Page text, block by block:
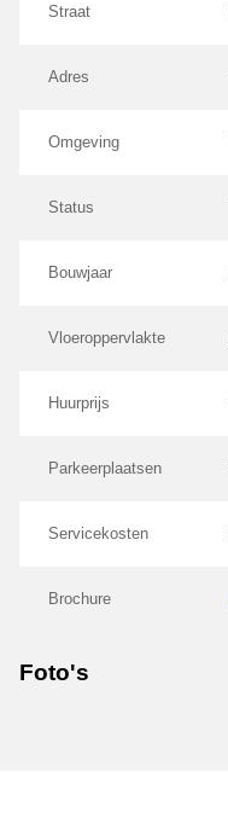
Straat
Adres
Omgeving
Status
Bouwjaar
Vloeroppervlakte
Huurprijs
Parkeerplaatsen
Servicekosten
Brochure
Foto's